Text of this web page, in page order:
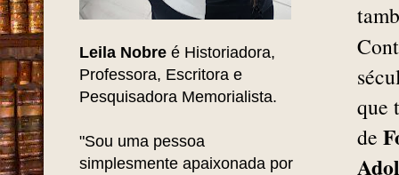
que
de
Leila Nobre é Historiadora,
Professora, Escritora e
Pesquisadora Memorialista.
"Sou uma pessoa
simplesmente apaixonada por